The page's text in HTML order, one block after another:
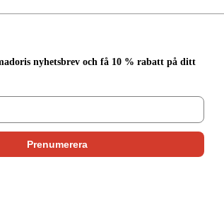
nyhetsbrev och få 10 % rabatt på ditt